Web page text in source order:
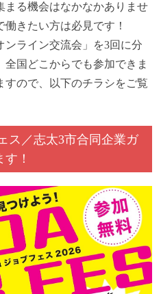
まる機会はなかなかありませ
きたい方は必見です！
ライン交流会」を3回に分
国どこからでも参加できま
すので、以下のチラシをご覧
ス／志太3市合同企業ガ
！